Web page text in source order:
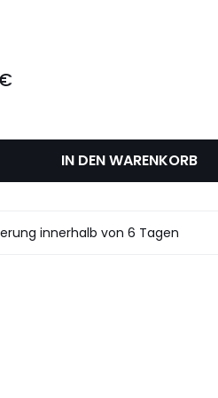
IN DEN WARENKORB
innerhalb von 6 Tagen